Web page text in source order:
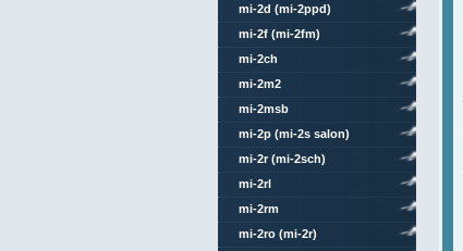
mi-2d (mi-2ppd)
mi-2f (mi-2fm)
mi-2ch
mi-2m2
mi-2msb
mi-2p (mi-2s salon)
mi-2r (mi-2sch)
mi-2rl
mi-2rm
mi-2ro (mi-2r)